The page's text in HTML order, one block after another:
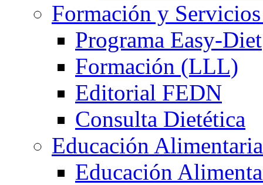
Formación y
Programa Easy-Diet
Formación (LLL)
Editorial FEDN
Consulta Dietética
Educación Alimentaria
Educación